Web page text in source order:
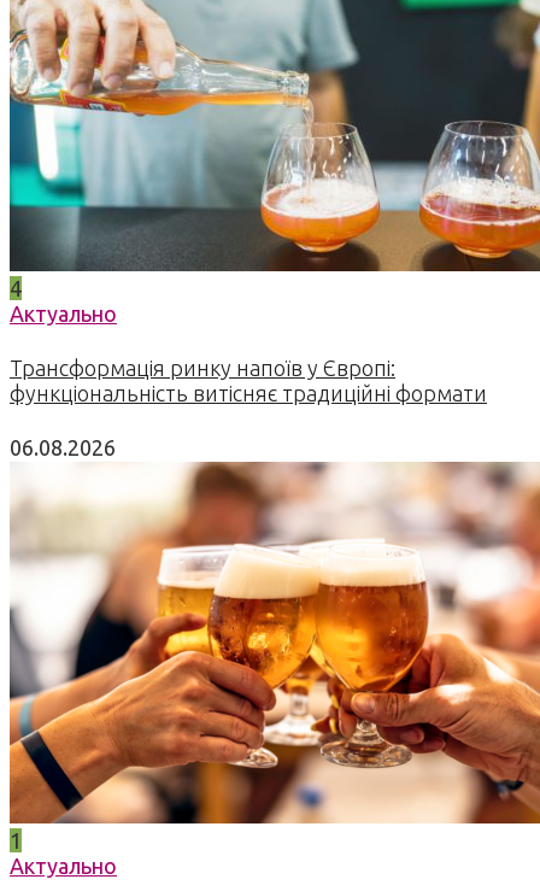
4
Актуально
Трансформація ринку напоїв у Європі:
функціональність витісняє традиційні формати
06.08.2026
1
Актуально